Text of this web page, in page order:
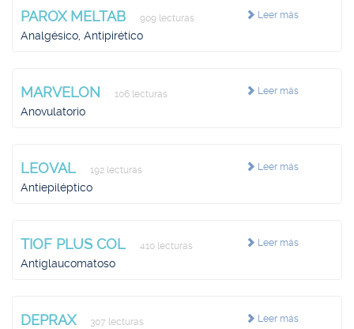
Leer más
PAROX MELTAB 909 lecturas
Analgésico, Antipirético
Leer más
MARVELON 106 lecturas
Anovulatorio
Leer más
LEOVAL 192 lecturas
Antiepiléptico
Leer más
TIOF PLUS COL 410 lecturas
Antiglaucomatoso
Leer más
DEPRAX 307 lecturas